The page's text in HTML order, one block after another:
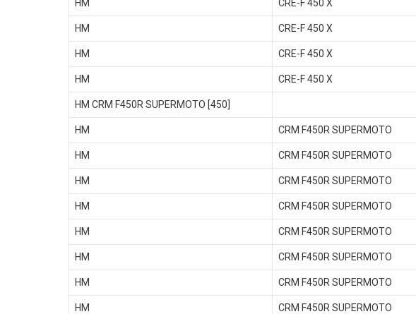
HM CRE-F 450 X
HM CRE-F 450 X
HM CRE-F 450 X
HM CRE-F 450 X
HM CRM F450R SUPERMOTO [450]
HM CRM F450R SUPERMOTO
HM CRM F450R SUPERMOTO
HM CRM F450R SUPERMOTO
HM CRM F450R SUPERMOTO
HM CRM F450R SUPERMOTO
HM CRM F450R SUPERMOTO
HM CRM F450R SUPERMOTO
HM CRM F450R SUPERMOTO